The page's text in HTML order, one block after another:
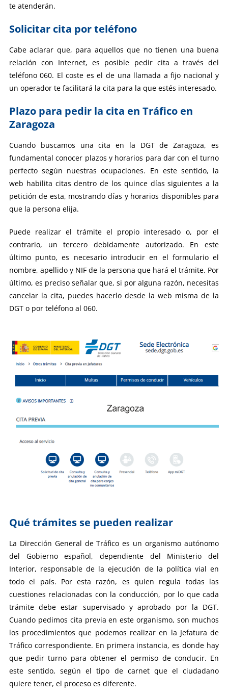
te atenderán.
Solicitar cita por teléfono
Cabe aclarar que, para aquellos que no tienen una buena
relación con Internet, es posible pedir cita a través del
teléfono 060. El coste es el de una llamada a fijo nacional y
un operador te facilitará la cita para la que estés interesado.
Plazo para pedir la cita en Tráfico en
Zaragoza
Cuando buscamos una cita en la DGT de Zaragoza, es
fundamental conocer plazos y horarios para dar con el turno
perfecto según nuestras ocupaciones. En este sentido, la
web habilita citas dentro de los quince días siguientes a la
petición de esta, mostrando días y horarios disponibles para
que la persona elija.
Puede realizar el trámite el propio interesado o, por el
contrario, un tercero debidamente autorizado. En este
último punto, es necesario introducir en el formulario el
nombre, apellido y NIF de la persona que hará el trámite. Por
último, es preciso señalar que, si por alguna razón, necesitas
cancelar la cita, puedes hacerlo desde la web misma de la
DGT o por teléfono al 060.
Qué trámites se pueden realizar
La Dirección General de Tráfico es un organismo autónomo
del Gobierno español, dependiente del Ministerio del
Interior, responsable de la ejecución de la política vial en
todo el país. Por esta razón, es quien regula todas las
cuestiones relacionadas con la conducción, por lo que cada
trámite debe estar supervisado y aprobado por la DGT.
Cuando pedimos cita previa en este organismo, son muchos
los procedimientos que podemos realizar en la Jefatura de
Tráfico correspondiente. En primera instancia, es donde hay
que pedir turno para obtener el permiso de conducir. En
este sentido, según el tipo de carnet que el ciudadano
quiere tener, el proceso es diferente.